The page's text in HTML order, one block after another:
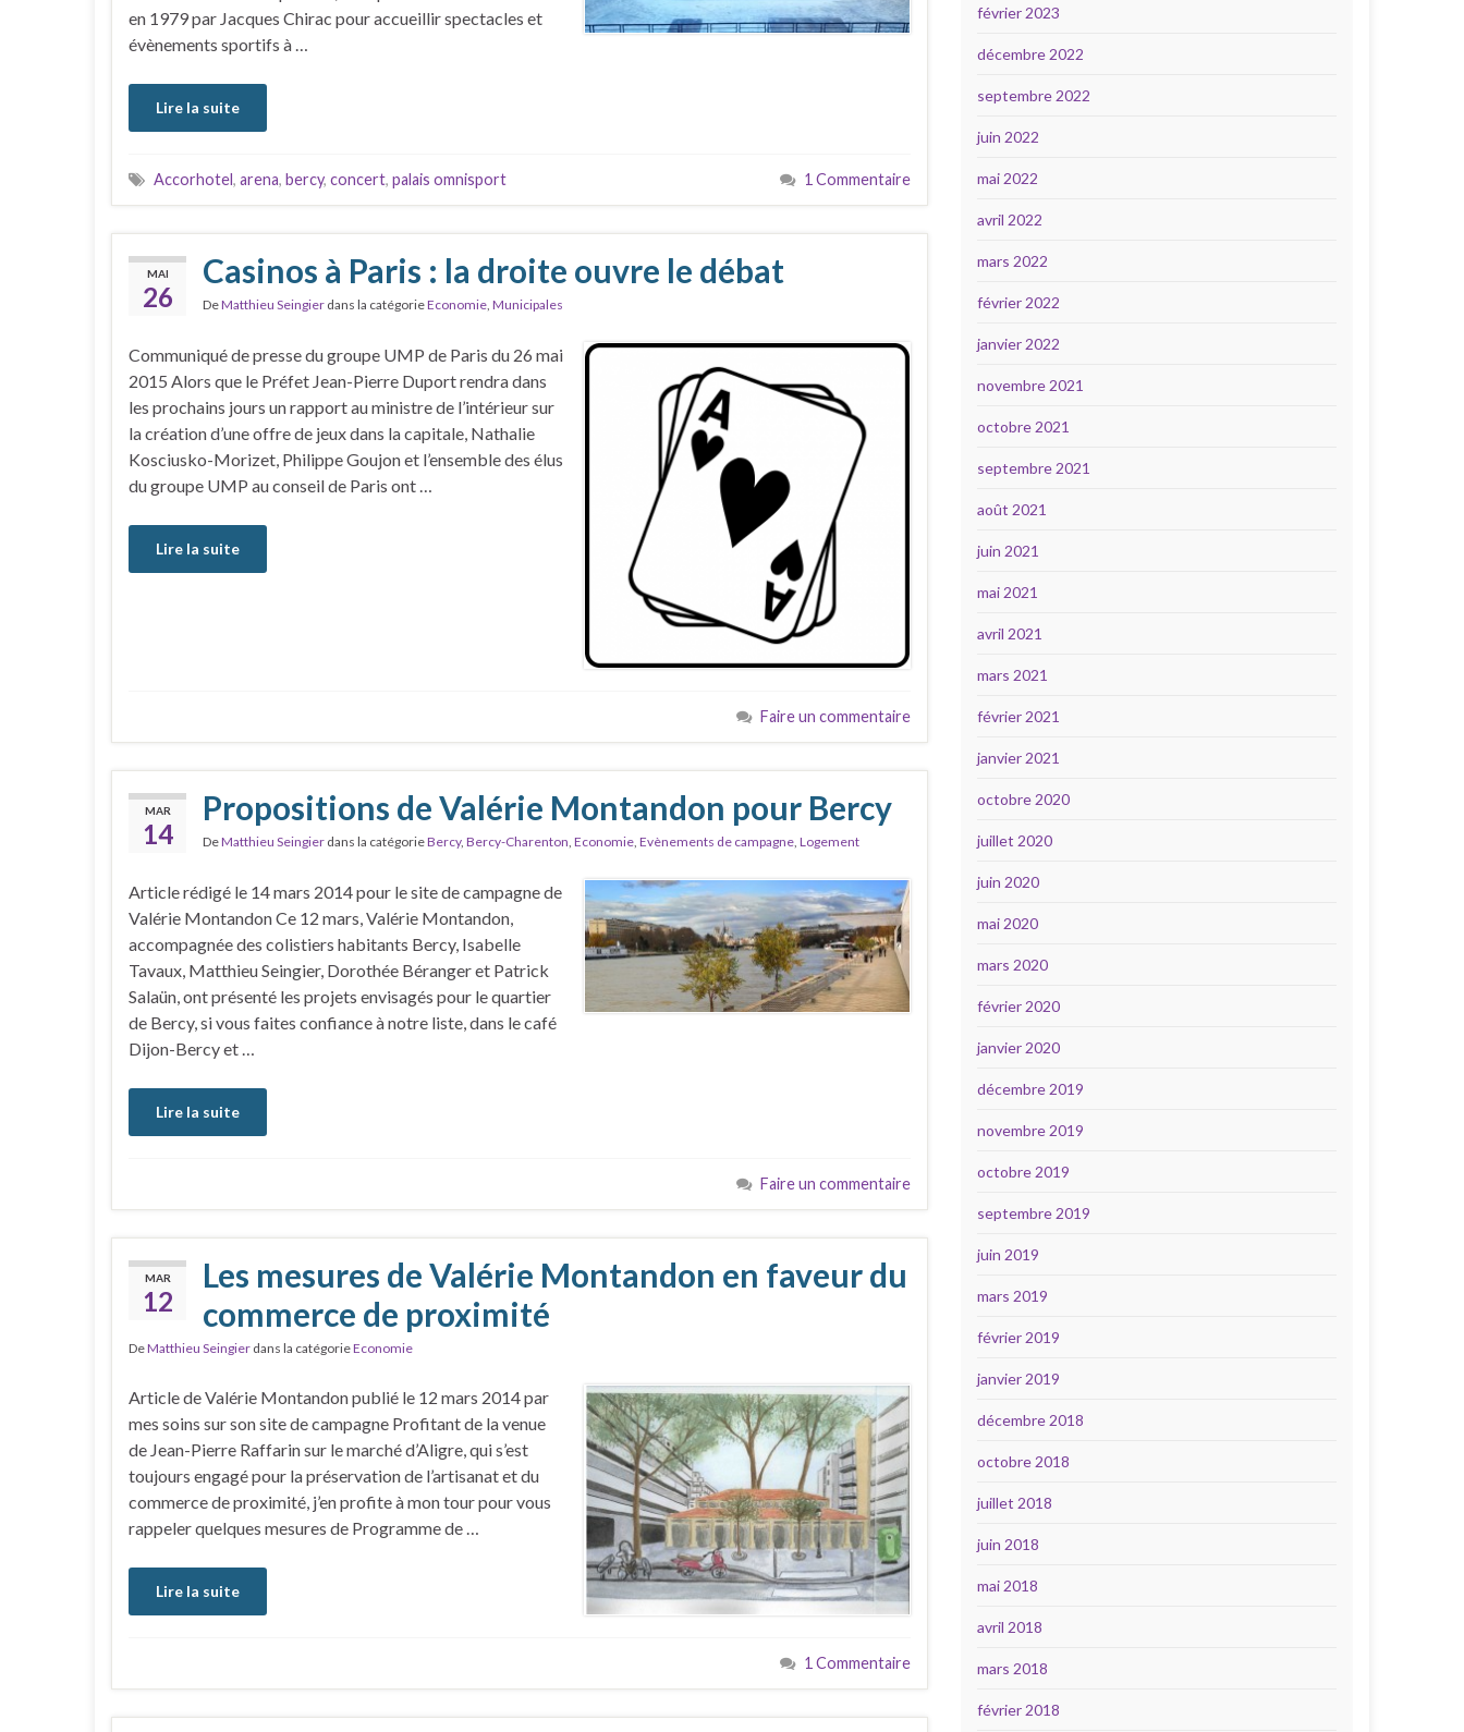
en 1979 par Jacques Chirac pour accueillir spectacles et
évènements sportifs à …
Lire la suite
Accorhotel, arena, bercy, concert, palais omnisport 1 Commentaire
MAI
26
Casinos à Paris : la droite ouvre le débat
DeMatthieu Seingier dans la catégorieEconomie Municipales
Communiqué de presse du groupe UMP de Paris du 26 mai
2015 Alors que le Préfet Jean-Pierre Duport rendra dans
les prochains jours un rapport au ministre de l’intérieur sur
la création d’une offre de jeux dans la capitale, Nathalie
Kosciusko-Morizet, Philippe Goujon et l’ensemble des élus
du groupe UMP au conseil de Paris ont …
Lire la suite
Faire un commentaire
MAR
14
Propositions de Valérie Montandon pour Bercy
DeMatthieu Seingier dans la catégorieBercy, Bercy-Charenton Economie Evènements de campagne Logement
Article rédigé le 14 mars 2014 pour le site de campagne de
Valérie Montandon Ce 12 mars, Valérie Montandon,
accompagnée des colistiers habitants Bercy, Isabelle
Tavaux, Matthieu Seingier, Dorothée Béranger et Patrick
Salaün, ont présenté les projets envisagés pour le quartier
de Bercy, si vous faites confiance à notre liste, dans le café
Dijon-Bercy et …
Lire la suite
Faire un commentaire
MAR
12
Les mesures de Valérie Montandon en faveur du
commerce de proximité
DeMatthieu Seingier dans la catégorieEconomie
Article de Valérie Montandon publié le 12 mars 2014 par
mes soins sur son site de campagne Profitant de la venue
de Jean-Pierre Raffarin sur le marché d’Aligre, qui s’est
toujours engagé pour la préservation de l’artisanat et du
commerce de proximité, j’en profite à mon tour pour vous
rappeler quelques mesures de Programme de …
Lire la suite
1 Commentaire
février 2023
décembre 2022
septembre 2022
juin 2022
mai 2022
avril 2022
mars 2022
février 2022
janvier 2022
novembre 2021
octobre 2021
septembre 2021
août 2021
juin 2021
mai 2021
avril 2021
mars 2021
février 2021
janvier 2021
octobre 2020
juillet 2020
juin 2020
mai 2020
mars 2020
février 2020
janvier 2020
décembre 2019
novembre 2019
octobre 2019
septembre 2019
juin 2019
mars 2019
février 2019
janvier 2019
décembre 2018
octobre 2018
juillet 2018
juin 2018
mai 2018
avril 2018
mars 2018
février 2018